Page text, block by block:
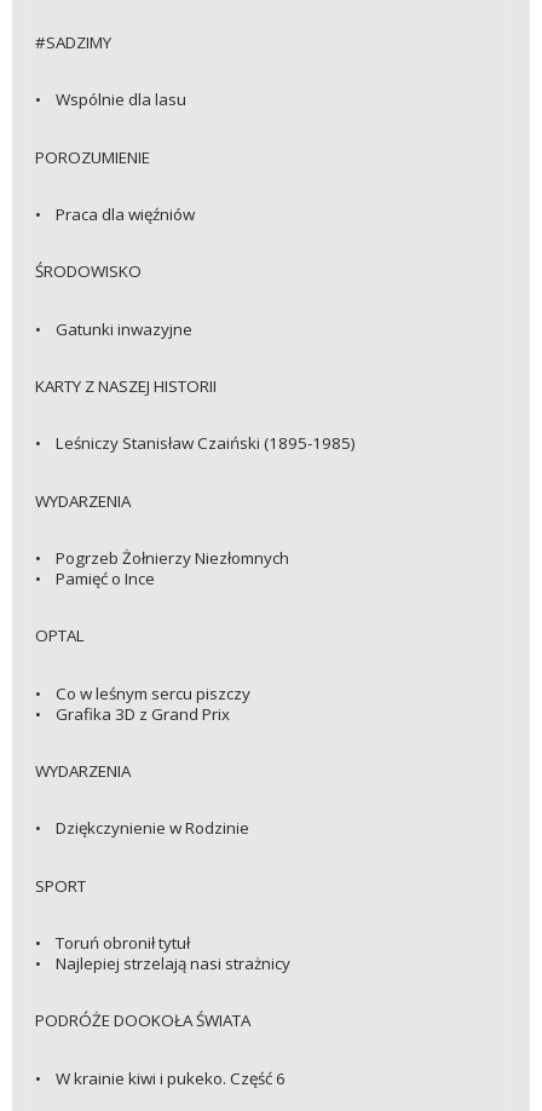
#SADZIMY
• Wspólnie dla lasu
POROZUMIENIE
• Praca dla więźniów
ŚRODOWISKO
• Gatunki inwazyjne
KARTY Z NASZEJ HISTORII
• Leśniczy Stanisław Czaiński (1895-1985)
WYDARZENIA
• Pogrzeb Żołnierzy Niezłomnych
• Pamięć o Ince
OPTAL
• Co w leśnym sercu piszczy
• Grafika 3D z Grand Prix
WYDARZENIA
• Dziękczynienie w Rodzinie
SPORT
• Toruń obronił tytuł
• Najlepiej strzelają nasi strażnicy
PODRÓŻE DOOKOŁA ŚWIATA
• W krainie kiwi i pukeko. Część 6